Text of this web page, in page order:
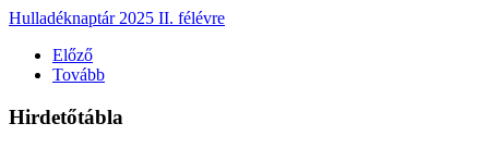
Hulladéknaptár 2025 II. félévre
Előző
Tovább
Hirdetőtábla